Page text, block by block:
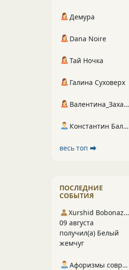
Демура
Dana Noire
Тай Ночка
Галина Суховерх
Валентина_Захарова
Константин Балухта
весь топ ⮕
ПОСЛЕДНИЕ
СОБЫТИЯ
Xurshid Bobonazarov
09 августа
получил(а) Белый
жемчуг
Афоризмы современников